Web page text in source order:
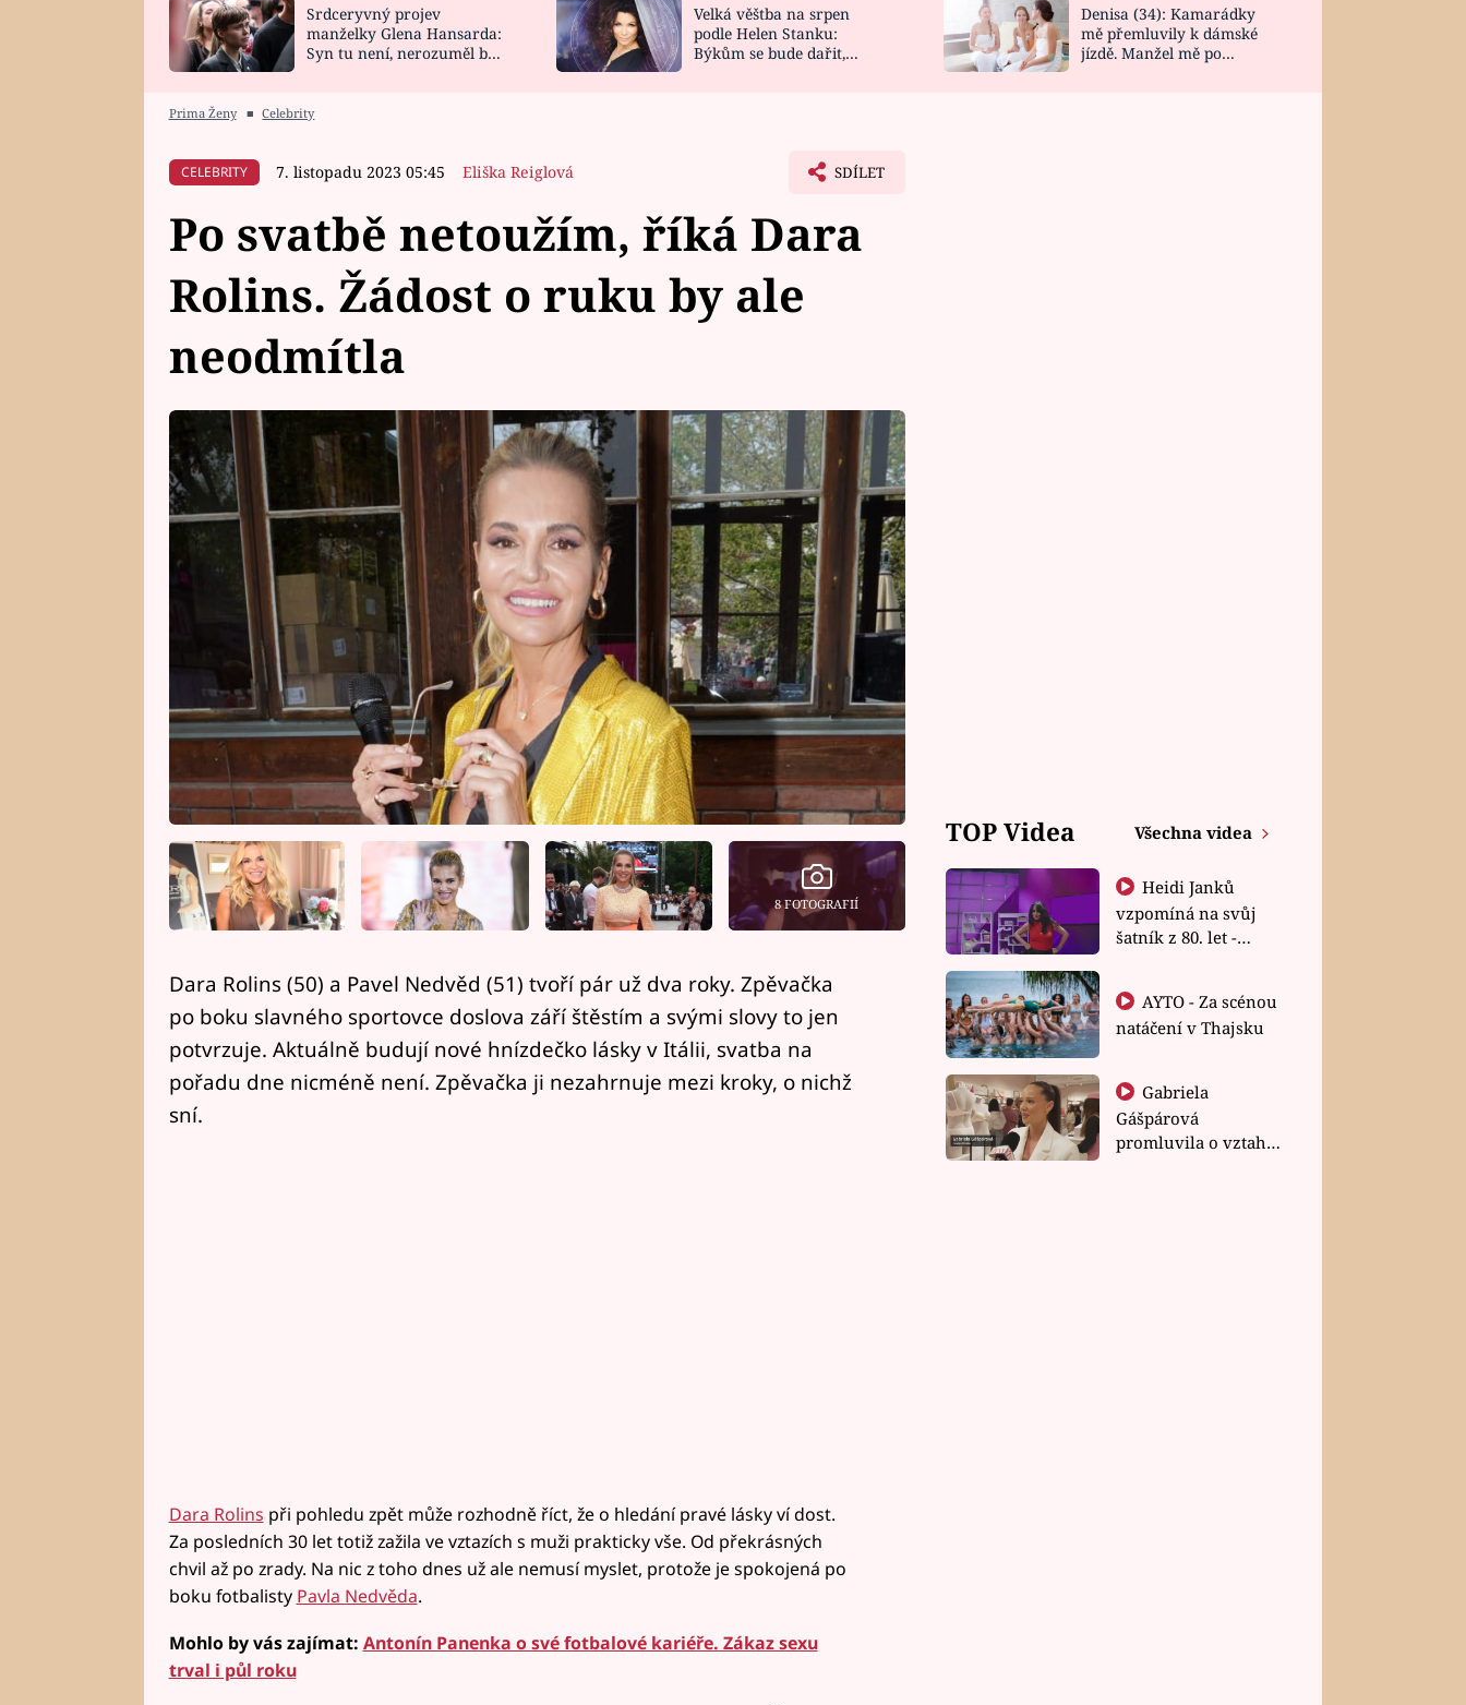
HOROSKOP NA
CELEBRITY
VAŘENÍ
NOVINKY
VIDEORECEPTY
DESIGN
Srdceryvný projev
manželky Glena Hansarda:
Syn tu není, nerozuměl by
Velká věštba na srpen
podle Helen Stanku:
Býkům se bude dařit,
Denisa (34): Kamarádky
mě přemluvily k dámské
jízdě. Manžel mě po
Prima Ženy ■ Celebrity
CELEBRITY 7. listopadu 2023 05:45 Eliška Reiglová SDÍLET
Po svatbě netoužím, říká Dara
Rolins. Žádost o ruku by ale
neodmítla
8 FOTOGRAFIÍ
Dara Rolins (50) a Pavel Nedvěd (51) tvoří pár už dva roky. Zpěvačka
po boku slavného sportovce doslova září štěstím a svými slovy to jen
potvrzuje. Aktuálně budují nové hnízdečko lásky v Itálii, svatba na
pořadu dne nicméně není. Zpěvačka ji nezahrnuje mezi kroky, o nichž
sní.
Dara Rolins při pohledu zpět může rozhodně říct, že o hledání pravé lásky ví dost.
Za posledních 30 let totiž zažila ve vztazích s muži prakticky vše. Od překrásných
chvil až po zrady. Na nic z toho dnes už ale nemusí myslet, protože je spokojená po
boku fotbalisty Pavla Nedvěda.
Mohlo by vás zajímat: Antonín Panenka o své fotbalové kariéře. Zákaz sexu
trval i půl roku
TOP Videa Všechna videa
Heidi Janků
vzpomíná na svůj
šatník z 80. let -
natáčení v Thajsku
Gabriela
Gášpárová
promluvila o vztahu